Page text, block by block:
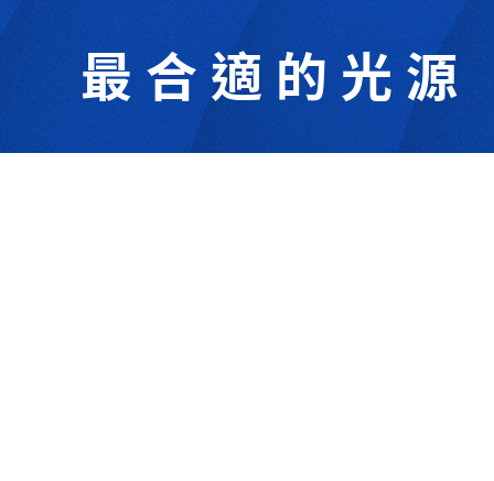
最合適的光源